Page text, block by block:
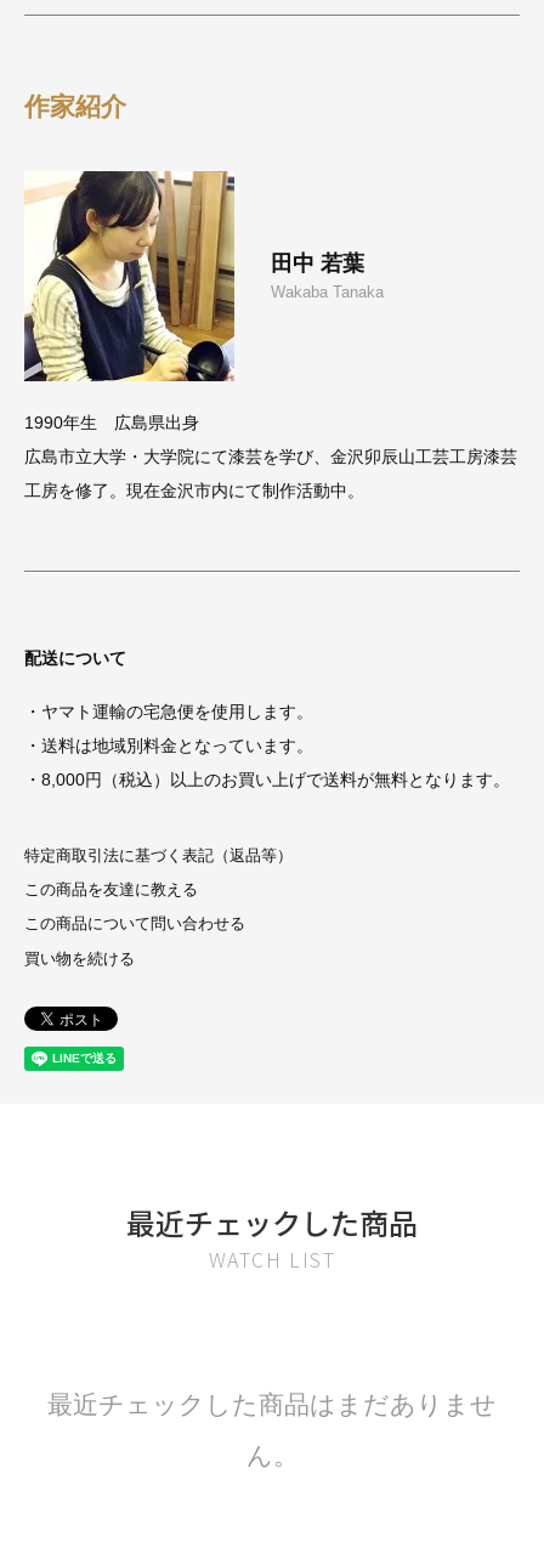
作家紹介
田中 若葉
Wakaba Tanaka
1990年生 広島県出身
広島市立大学・大学院にて漆芸を学び、金沢卯辰山工芸工房漆芸
工房を修了。現在金沢市内にて制作活動中。
配送について
・ヤマト運輸の宅急便を使用します。
・送料は地域別料金となっています。
・8,000円（税込）以上のお買い上げで送料が無料となります。
特定商取引法に基づく表記（返品等）
この商品を友達に教える
この商品について問い合わせる
買い物を続ける
最近チェックした商品
WATCH LIST
最近チェックした商品はまだありませ
ん。